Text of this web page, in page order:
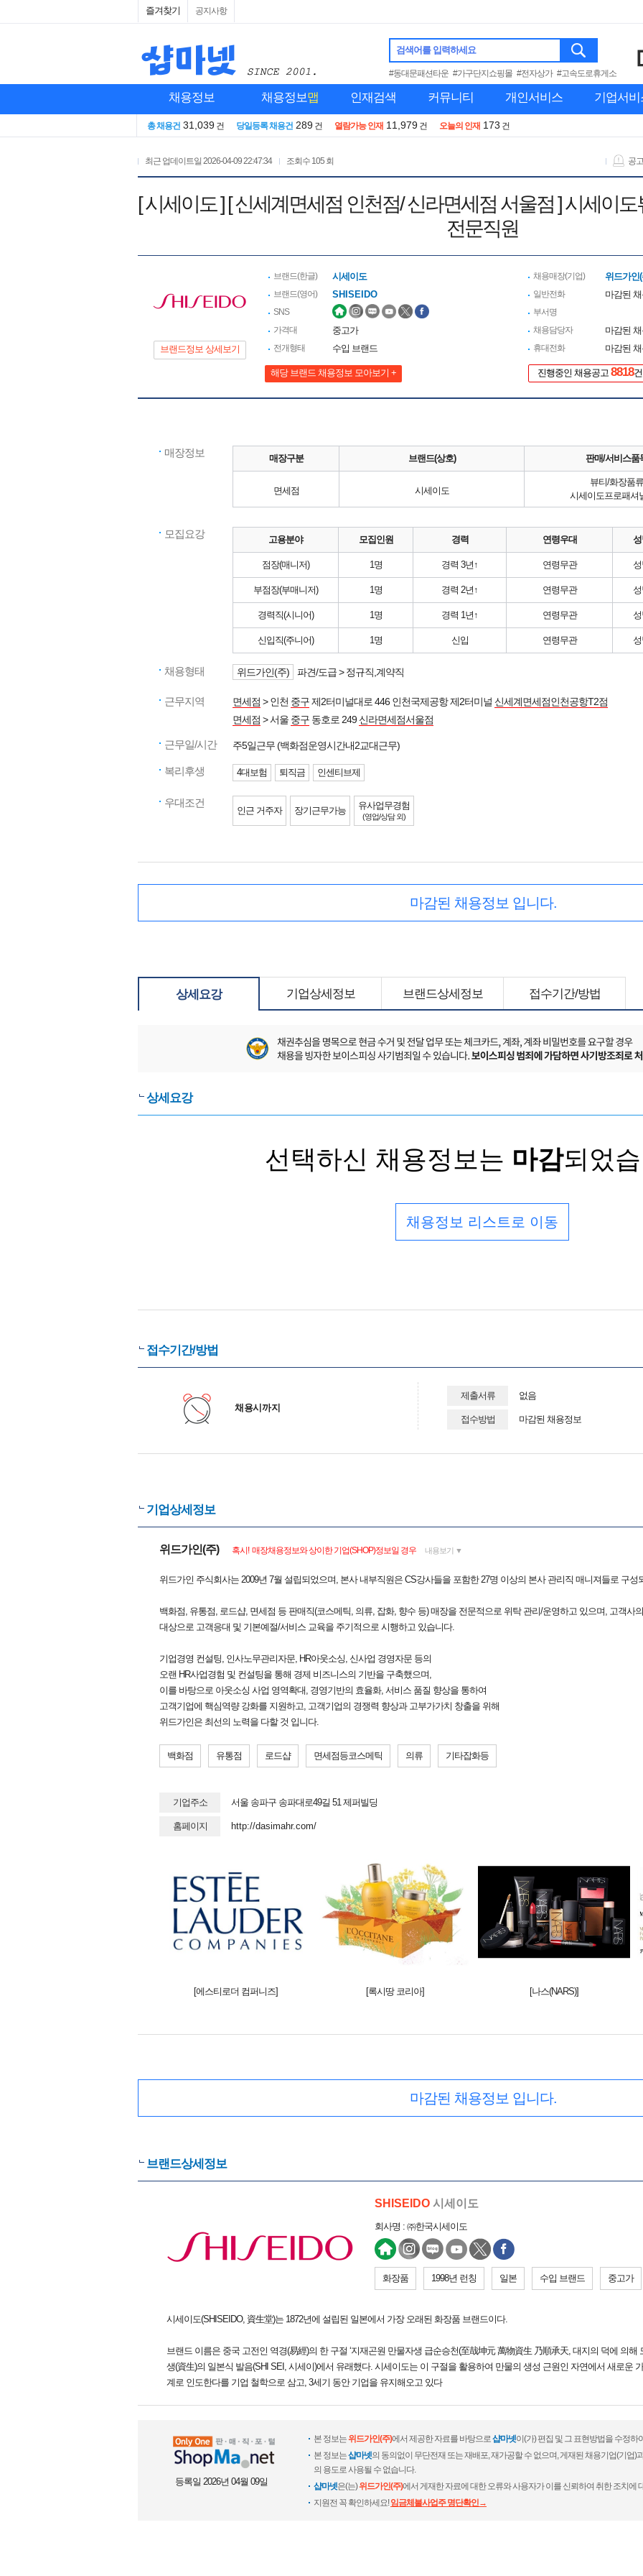
즐겨찾기 공지사항
검색어를 입력하세요
#동대문패션타운 #가구단지쇼핑몰 #전자상가 #고속도로휴게소
채용정보 채용정보맵 인재검색 커뮤니티 개인서비스 기업서비
총 채용건 31,039 건 당일등록 채용건 289 건 열람가능 인재 11,979 건 오늘의 인재 173 건
최근 업데이트일 2026-04-09 22:47:34 조회수 105 회 공
[ 시세이도 ] [ 신세계면세점 인천점/ 신라면세점 서울점 ] 시세이
전문직원
브랜드정보 상세보기
브랜드(한글) 시세이도
브랜드(영어) SHISEIDO
SNS
가격대
중고가
전개형태 수입 브랜드
해당 브랜드 채용정보 모아보기 +
채용매장(기업) 위드가인(
일반전화 마감된
부서명
채용담당자
마감된
휴대전화 마감된
진행중인 채용공고 8818건
매장정보 매장구분 브랜드(상호) 판매/서비스품
면세점 시세이도
뷰티/화장품류
시세이도프로패셔
모집요강 고용분야 모집인원 경력 연령우대
점장(매니저) 1명 경력 3년↑ 연령무관
부점장(부매니저) 1명 경력 2년↑ 연령무관
경력직(시니어) 1명 경력 1년↑ 연령무관
신입직(주니어) 1명 신입 연령무관
채용형태 위드가인(주) 파견/도급 > 정규직,계약직
근무지역 면세점 > 인천 중구제2터미널대로 446 인천국제공항 제2터미널 신세계면세점인천공항T2점
면세점 > 서울 중구 동호로 249신라면세점서울점
근무일/시간 주5일근무 (백화점운영시간내2교대근무)
복리후생 4대보험 퇴직금 인센티브제
우대조건
인근 거주자 장기근무가능 유사업무경험
(영업/상담 외)
마감된 채용정보 입니다.
상세요강 기업상세정보 브랜드상세정보 접수기간/방법
상세요강
선택하신 채용정보는 마감되었
채용정보 리스트로 이동
접수기간/방법
채용시까지
제출서류 없음
접수방법 마감된 채용정보
기업상세정보
위드가인(주) 혹시! 매장채용정보와 상이한 기업(SHOP)정보일 경우 내용보기 ▼
위드가인 주식회사는 2009년 7월 설립되었으며, 본사 내부직원은 CS강사들을 포함한 27명 이상의 본사 관리직 매니져들로 구성
백화점, 유통점, 로드샵, 면세점 등 판매직(코스메틱, 의류, 잡화, 향수 등) 매장을 전문적으로 위탁 관리/운영하고 있으며, 고객사
대상으로 고객응대 및 기본예절/서비스 교육을 주기적으로 시행하고 있습니다.
기업경영 컨설팅, 인사노무관리자문, HR아웃소싱, 신사업 경영자문 등의
오랜 HR사업경험 및 컨설팅을 통해 경제 비즈니스의 기반을 구축했으며,
이를 바탕으로 아웃소싱 사업 영역확대, 경영기반의 효율화, 서비스 품질 향상을 통하여
고객기업에 핵심역량 강화를 지원하고, 고객기업의 경쟁력 향상과 고부가가치 창출을 위해
위드가인은 최선의 노력을 다할 것 입니다.
백화점 유통점 로드샵 면세점등코스메틱 의류 기타잡화등
기업주소 서울 송파구 송파대로49길 51 제퍼빌딩
홈페이지 http://dasimahr.com/
[에스티로더 컴퍼니즈] [록시땅 코리아] [나스(NARS)]
마감된 채용정보 입니다.
브랜드상세정보
SHISEIDO 시세이도
회사명 : ㈜한국시세이도
화장품 1998년 런칭 일본 수입 브랜드 중고가
시세이도(SHISEIDO, 資生堂)는 1872년에 설립된 일본에서 가장 오래된 화장품 브랜드이다.
브랜드 이름은 중국 고전인 역경(易經)의 한 구절 ‘지재곤원 만물자생 급순승천(至哉坤元 萬物資生 乃順承天, 대지의 덕에 의해
생(資生)의 일본식 발음(SHI SEI, 시세이)에서 유래했다. 시세이도는 이 구절을 활용하여 만물의 생성 근원인 자연에서 새로운
계로 인도한다를 기업 철학으로 삼고, 3세기 동안 기업을 유지해오고 있다
등록일 2026년 04월 09일
본 정보는위드가인(주)에서 제공한 자료를 바탕으로샵마넷이(가) 편집 및 그 표현방법을 수정하
본 정보는샵마넷의 동의없이 무단전재 또는 재배포, 재가공할 수 없으며, 게재된 채용기업(기업)
의 용도로 사용될 수 없습니다.
샵마넷은(는)위드가인(주)에서 게재한 자료에 대한 오류와 사용자가 이를 신뢰하여 취한 조치에
지원전 꼭 확인하세요!임금체불사업주 명단확인→